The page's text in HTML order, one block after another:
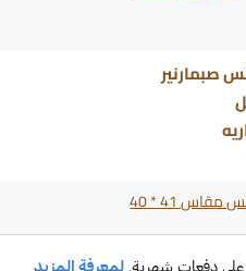
صبمارنير
مقاس 41 * 40